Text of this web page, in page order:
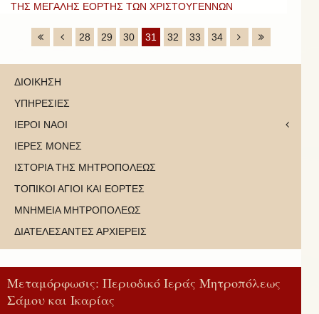
ΤΗΣ ΜΕΓΑΛΗΣ ΕΟΡΤΗΣ ΤΩΝ ΧΡΙΣΤΟΥΓΕΝΝΩΝ
28 29 30 31 32 33 34
ΔΙΟΙΚΗΣΗ
ΥΠΗΡΕΣΙΕΣ
ΙΕΡΟΙ ΝΑΟΙ
ΙΕΡΕΣ ΜΟΝΕΣ
ΙΣΤΟΡΙΑ ΤΗΣ ΜΗΤΡΟΠΟΛΕΩΣ
ΤΟΠΙΚΟΙ ΑΓΙΟΙ ΚΑΙ ΕΟΡΤΕΣ
ΜΝΗΜΕΙΑ ΜΗΤΡΟΠΟΛΕΩΣ
ΔΙΑΤΕΛΕΣΑΝΤΕΣ ΑΡΧΙΕΡΕΙΣ
Μεταμόρφωσις: Περιοδικό Ιεράς Μητροπόλεως
Σάμου και Ικαρίας